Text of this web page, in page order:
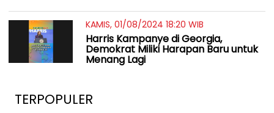
KAMIS, 01/08/2024 18:20 WIB
Harris Kampanye di Georgia,
Demokrat Miliki Harapan Baru untuk
Menang Lagi
TERPOPULER